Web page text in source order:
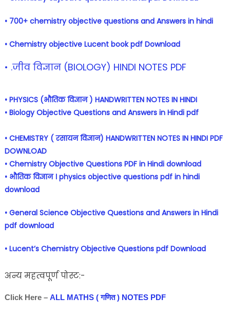
• 700+ chemistry objective questions and Answers in hindi
• Chemistry objective Lucent book pdf Download
• .जीव विज्ञान (BIOLOGY) HINDI NOTES PDF
• PHYSICS (भौतिक विज्ञान ) HANDWRITTEN NOTES IN HINDI
• Biology Objective Questions and Answers in Hindi pdf
• CHEMISTRY ( रसायन विज्ञान) HANDWRITTEN NOTES IN HINDI PDF
DOWNLOAD
• Chemistry Objective Questions PDF in Hindi download
• भौतिक विज्ञान । physics objective questions pdf in hindi
download
• General Science Objective Questions and Answers in Hindi
pdf download
• Lucent’s Chemistry Objective Questions pdf Download
अन्य महत्वपूर्ण पोस्ट:-
Click Here – ALL MATHS ( गणित ) NOTES PDF